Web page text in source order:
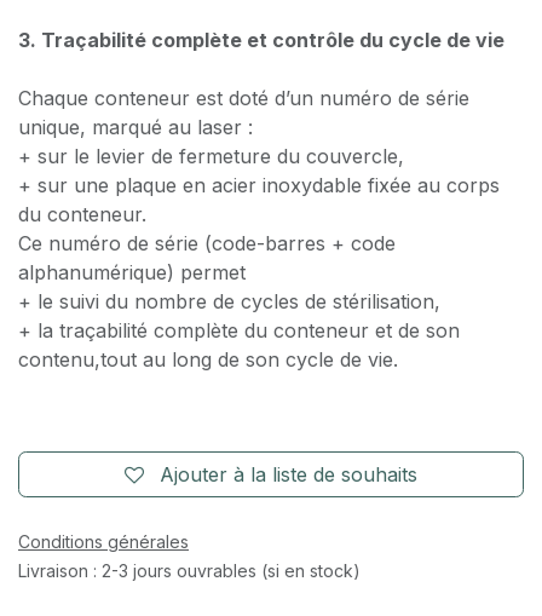
3. Traçabilité complète et contrôle du cycle de vie
Chaque conteneur est doté d’un numéro de série
unique, marqué au laser :
+ sur le levier de fermeture du couvercle,
+ sur une plaque en acier inoxydable fixée au corps
du ​conteneur.
Ce numéro de série (code-barres + code
alphanumérique) permet
​+ le suivi du nombre de cycles de stérilisation,
+ la traçabilité complète du conteneur et de son
contenu,​tout au long de son cycle de vie.
Ajouter à la liste de souhaits
Conditions générales
Livraison : 2-3 jours ouvrables (si en stock)